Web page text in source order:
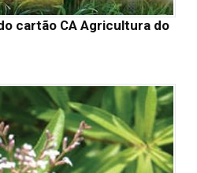
cartão CA Agricultura do